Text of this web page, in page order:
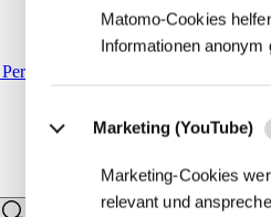
Matomo-Cookies
Informationen
Marketing (YouTube)
Marketing-Cookies
relevant und
Perspektiven